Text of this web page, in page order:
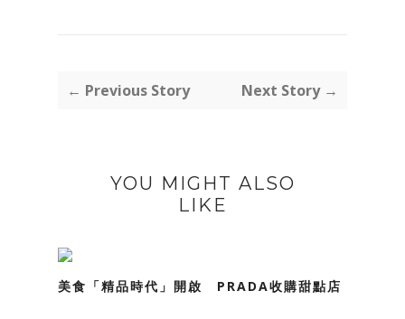
← Previous Story Next Story →
YOU MIGHT ALSO
LIKE
美食「精品時代」開啟 PRADA收購甜點店